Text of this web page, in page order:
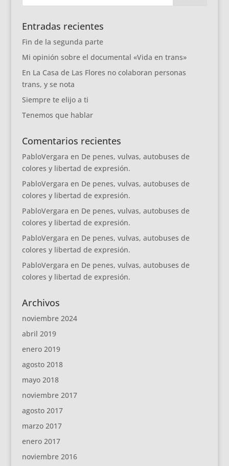
Entradas recientes
Fin de la segunda parte
Mi opinión sobre el documental «Vida en trans»
En La Casa de Las Flores no colaboran personas
trans, y se nota
Siempre te elijo a ti
Tenemos que hablar
Comentarios recientes
PabloVergara en De penes, vulvas, autobuses de
colores y libertad de expresión.
PabloVergara en De penes, vulvas, autobuses de
colores y libertad de expresión.
PabloVergara en De penes, vulvas, autobuses de
colores y libertad de expresión.
PabloVergara en De penes, vulvas, autobuses de
colores y libertad de expresión.
PabloVergara en De penes, vulvas, autobuses de
colores y libertad de expresión.
Archivos
noviembre 2024
abril 2019
enero 2019
agosto 2018
mayo 2018
noviembre 2017
agosto 2017
marzo 2017
enero 2017
noviembre 2016